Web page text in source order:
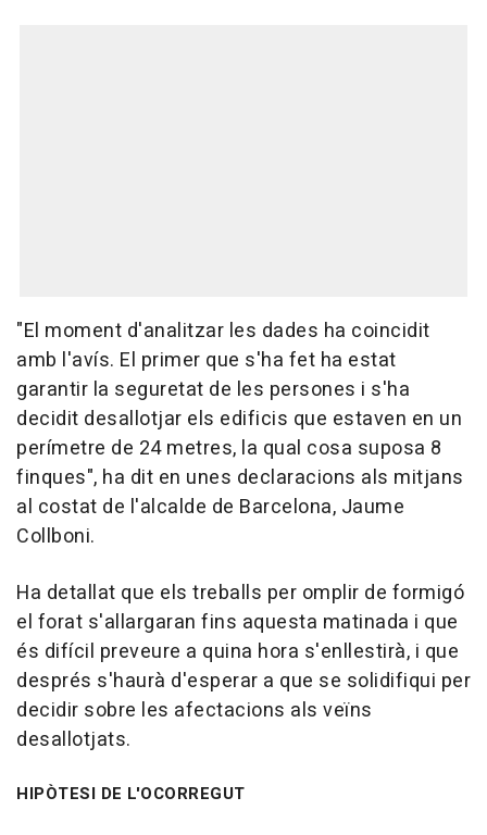
"El moment d'analitzar les dades ha coincidit
amb l'avís. El primer que s'ha fet ha estat
garantir la seguretat de les persones i s'ha
decidit desallotjar els edificis que estaven en un
perímetre de 24 metres, la qual cosa suposa 8
finques", ha dit en unes declaracions als mitjans
al costat de l'alcalde de Barcelona, Jaume
Collboni.
Ha detallat que els treballs per omplir de formigó
el forat s'allargaran fins aquesta matinada i que
és difícil preveure a quina hora s'enllestirà, i que
després s'haurà d'esperar a que se solidifiqui per
decidir sobre les afectacions als veïns
desallotjats.
HIPÒTESI DE L'OCORREGUT